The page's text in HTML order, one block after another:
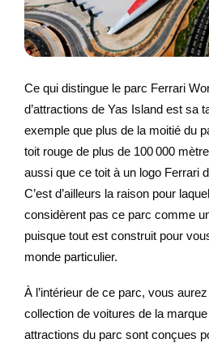
Ce qui distingue le parc Ferrari
d’attractions de Yas Island est sa
exemple que plus de la moitié du
toit rouge de plus de 100 000
aussi que ce toit à un logo Ferrari
C’est d’ailleurs la raison pour
considèrent pas ce parc comme
puisque tout est construit pour
monde particulier.
À l’intérieur de ce parc, vous
collection de voitures de la
attractions du parc sont conçues